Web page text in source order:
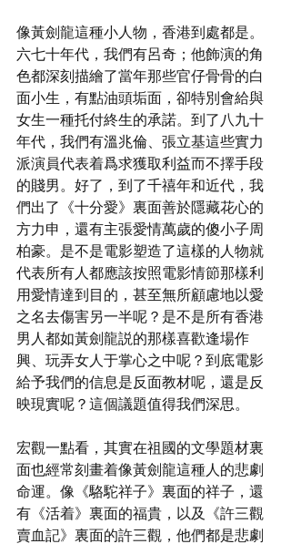
像黃劍龍這種小人物，香港到處都是。
六七十年代，我們有呂奇；他飾演的角
色都深刻描繪了當年那些官仔骨骨的白
面小生，有點油頭垢面，卻特別會給與
女生一種托付終生的承諾。到了八九十
年代，我們有溫兆倫、張立基這些實力
派演員代表着爲求獲取利益而不擇手段
的賤男。好了，到了千禧年和近代，我
們出了《十分愛》裏面善於隱藏花心的
方力申，還有主張愛情萬歲的傻小子周
柏豪。是不是電影塑造了這樣的人物就
代表所有人都應該按照電影情節那樣利
用愛情達到目的，甚至無所顧慮地以愛
之名去傷害另一半呢？是不是所有香港
男人都如黃劍龍説的那樣喜歡逢場作
興、玩弄女人于掌心之中呢？到底電影
給予我們的信息是反面教材呢，還是反
映現實呢？這個議題值得我們深思。
宏觀一點看，其實在祖國的文學題材裏
面也經常刻畫着像黃劍龍這種人的悲劇
命運。像《駱駝祥子》裏面的祥子，還
有《活着》裏面的福貴，以及《許三觀
賣血記》裏面的許三觀，他們都是悲劇